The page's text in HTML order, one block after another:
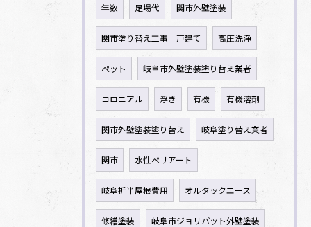
年数 足場代 関市外壁塗装
関市塗り替え工事 戸建て 高圧洗浄
ペット 岐阜市外壁塗装塗り替え業者
コロニアル 浮き 有機 有機溶剤
関市外壁塗装塗り替え 岐阜塗り替え業者
関市 水性ペリアート
岐阜折半屋根費用 オルタックエース
修繕塗装 岐阜市ジョリパット外壁塗装